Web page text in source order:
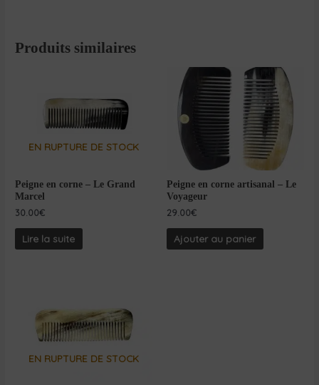
Produits similaires
EN RUPTURE DE STOCK
Peigne en corne – Le Grand
Marcel
30.00€
Lire la suite
Peigne en corne artisanal – Le
Voyageur
29.00€
Ajouter au panier
EN RUPTURE DE STOCK